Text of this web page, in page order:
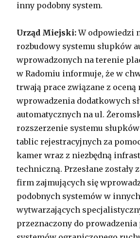
inny podobny system.
Urząd Miejski:W odpowiedzi
rozbudowy systemu słupków
wprowadzonych na terenie
w Radomiu informuje, że w
trwają prace związane z
wprowadzenia dodatkowych
automatycznych na ul.
rozszerzenie systemu
tablic rejestracyjnych za
kamer wraz z niezbędną
techniczną. Przesłane zostały
firm zajmujących się
podobnych systemów w
wytwarzających
przeznaczony do prowadzenia